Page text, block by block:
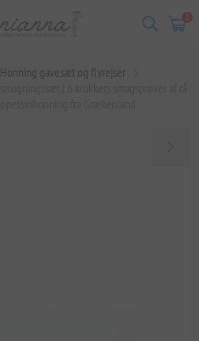
0
Honning gavesæt og flyrejser